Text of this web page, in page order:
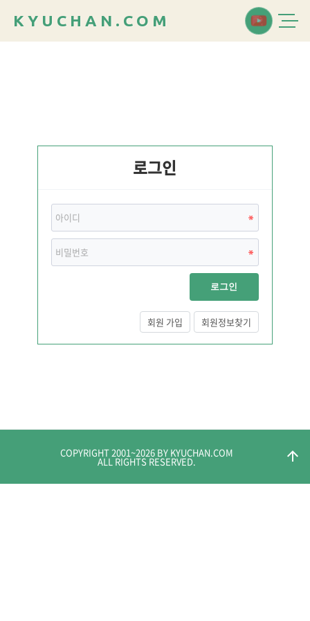
K Y U C H A N . C O M
로그인
로그인
회원 가입 회원정보찾기
arrow_upward
COPYRIGHT 2001~2026 BY KYUCHAN.COM
ALL RIGHTS RESERVED.